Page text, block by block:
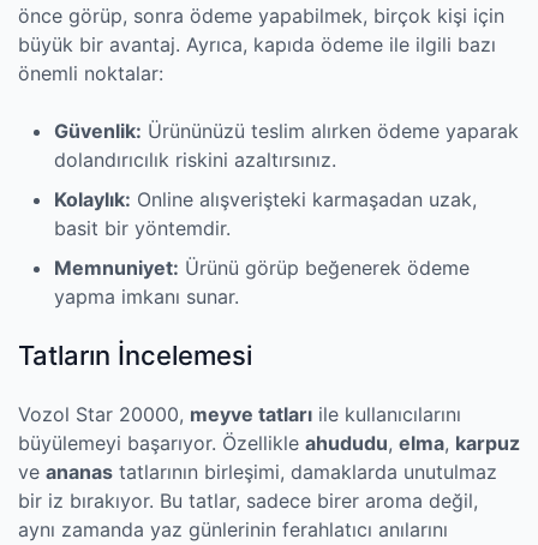
önce görüp, sonra ödeme yapabilmek, birçok kişi için
büyük bir avantaj. Ayrıca, kapıda ödeme ile ilgili bazı
önemli noktalar:
Güvenlik: Ürününüzü teslim alırken ödeme yaparak
dolandırıcılık riskini azaltırsınız.
Kolaylık: Online alışverişteki karmaşadan uzak,
basit bir yöntemdir.
Memnuniyet: Ürünü görüp beğenerek ödeme
yapma imkanı sunar.
Tatların İncelemesi
Vozol Star 20000, meyve tatları ile kullanıcılarını
büyülemeyi başarıyor. Özellikle ahududu, elma, karpuz
ve ananas tatlarının birleşimi, damaklarda unutulmaz
bir iz bırakıyor. Bu tatlar, sadece birer aroma değil,
aynı zamanda yaz günlerinin ferahlatıcı anılarını